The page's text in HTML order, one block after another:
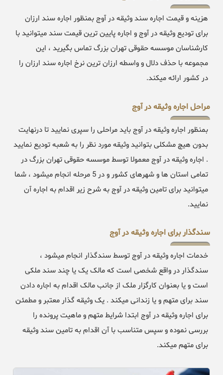
هزینه و قیمت اجاره سند وثیقه در آوج بمنظور اجاره سند ارزان
برای تودیع وثیقه در آوج و اجاره پایین ترین قیمت سند میتوانید با
کارشناسان موسسه حقوقی تهران بزرگ تماس بگیرید ، این
مجموعه با حذف دلال و واسطه ارزان ترین نرخ اجاره سند ارزان را
در کشور ارائه میکند.
مراحل اجاره وثیقه در آوج
بمنظور اجاره وثیقه در آوج باید مراحلی را سپری نمایید تا درنهایت
بدون هیچ مشکلی بتوانید وثیقه مورد نظر را به شعبه تودیع نمایید
. اجاره وثیقه در آوج معمولا توسط موسسه حقوقی تهران بزرگ در
تمامی استان ها و شهرهای کشور و در 5 مرحله انجام میشود ، شما
میتوانید برای تامین وثیقه در آوج به شرح زیر اقدام به اجاره آن
نمایید.
سندگذار برای اجاره وثیقه در آوج
خدمات اجاره وثیقه در آوج توسط سندگذار انجام میشود ،
سندگذار در واقع شخصی است که مالک یک یا چند سند ملکی
است و یا بعنوان کارگزار ملک از جانب مالک اقدام به اجاره دادن
سند برای متهم و یا زندانی میکند . یک وثیقه گذار معتبر و مطمئن
برای اجاره وثیقه در آوج ابتدا شرایط متهم و ماهیت پرونده را
بررسی نموده و سپس متناسب با آن اقدام به تامین سند وثیقه
برای متهم میکند.